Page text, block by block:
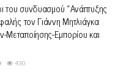
του συνδυασμού «Ανάπτυξης
τον Γιάννη Μητλιάγκα
Μεταποίησης-Εμπορίου και
430